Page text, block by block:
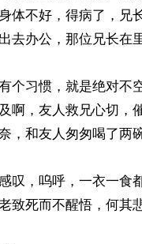
体不好，得病了，兄
去办公，那位兄长在
个习惯，就是绝对不
啊，友人救兄心切，
，和友人匆匆喝了两
叹，呜呼，一衣一食
致死而不醒悟，何其